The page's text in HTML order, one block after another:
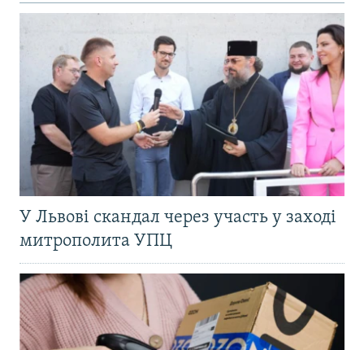
У Львові скандал через участь у заході
митрополита УПЦ